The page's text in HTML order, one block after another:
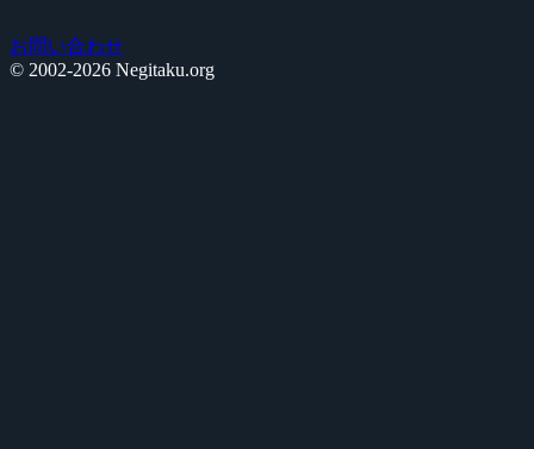
お問い合わせ
© 2002-2026 Negitaku.org